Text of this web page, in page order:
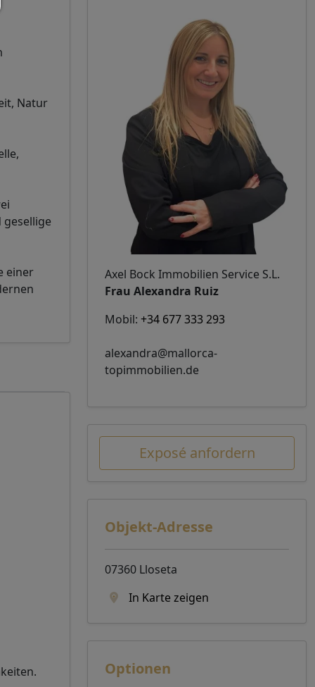
Natur
einer
Axel Bock Immobilien Service S.L.
Frau Alexandra Ruiz
Mobil: +34 677 333 293
alexandra@mallorca-
topimmobilien.de
Exposé anfordern
Objekt-Adresse
07360 Lloseta
In Karte zeigen
Optionen